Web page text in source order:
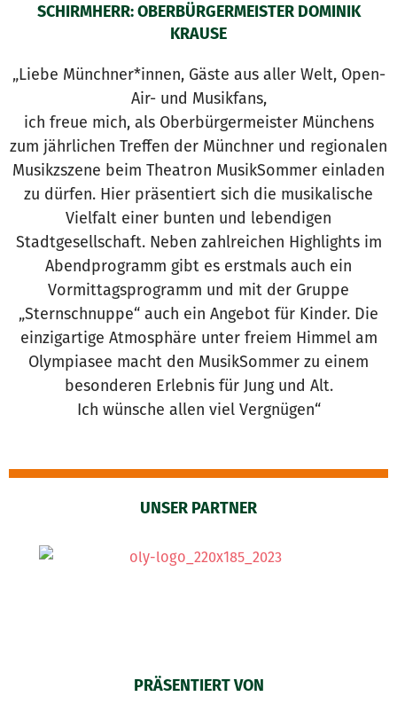
SCHIRMHERR: OBERBÜRGERMEISTER DOMINIK
KRAUSE
„Liebe Münchner*innen, Gäste aus aller Welt, Open-
Air- und Musikfans,
ich freue mich, als Oberbürgermeister Münchens
zum jährlichen Treffen der Münchner und regionalen
Musikzszene beim Theatron MusikSommer einladen
zu dürfen. Hier präsentiert sich die musikalische
Vielfalt einer bunten und lebendigen
Stadtgesellschaft. Neben zahlreichen Highlights im
Abendprogramm gibt es erstmals auch ein
Vormittagsprogramm und mit der Gruppe
„Sternschnuppe“ auch ein Angebot für Kinder. Die
einzigartige Atmosphäre unter freiem Himmel am
Olympiasee macht den MusikSommer zu einem
besonderen Erlebnis für Jung und Alt.
Ich wünsche allen viel Vergnügen“
UNSER PARTNER
PRÄSENTIERT VON